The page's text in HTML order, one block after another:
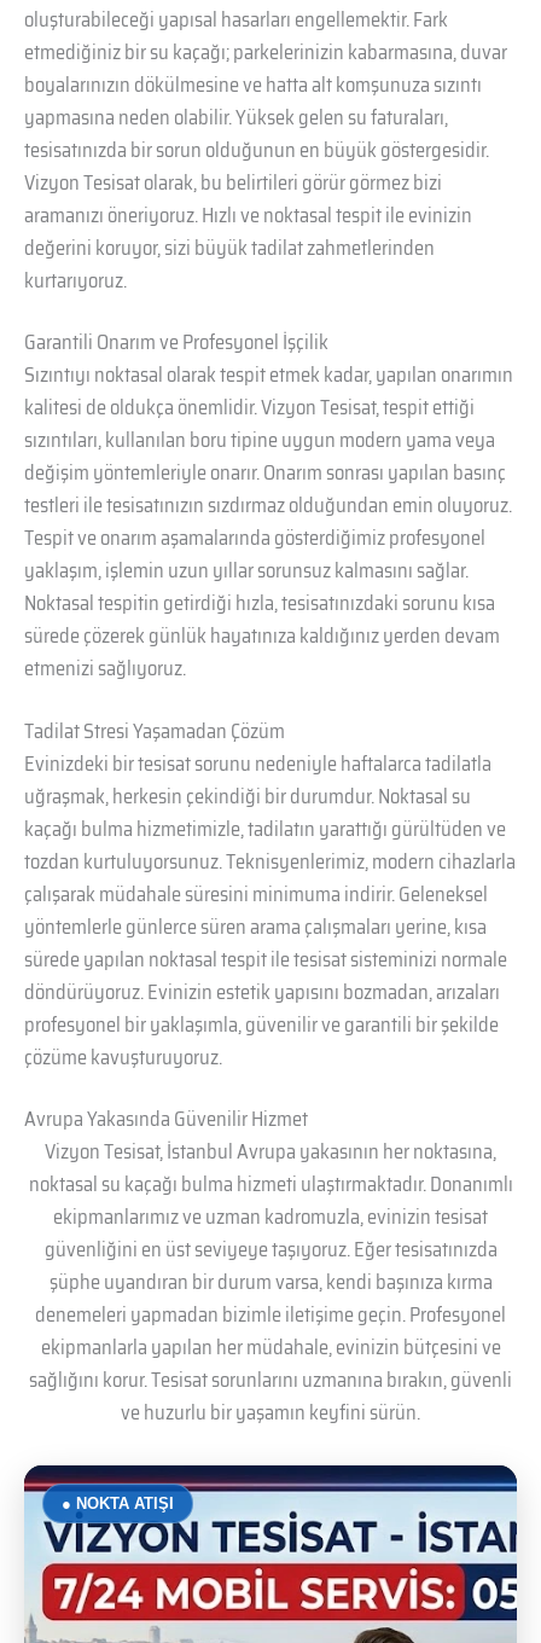
oluşturabileceği yapısal hasarları engellemektir. Fark
etmediğiniz bir su kaçağı; parkelerinizin kabarmasına, duvar
boyalarınızın dökülmesine ve hatta alt komşunuza sızıntı
yapmasına neden olabilir. Yüksek gelen su faturaları,
tesisatınızda bir sorun olduğunun en büyük göstergesidir.
Vizyon Tesisat olarak, bu belirtileri görür görmez bizi
aramanızı öneriyoruz. Hızlı ve noktasal tespit ile evinizin
değerini koruyor, sizi büyük tadilat zahmetlerinden
kurtarıyoruz.
Garantili Onarım ve Profesyonel İşçilik
Sızıntıyı noktasal olarak tespit etmek kadar, yapılan onarımın
kalitesi de oldukça önemlidir. Vizyon Tesisat, tespit ettiği
sızıntıları, kullanılan boru tipine uygun modern yama veya
değişim yöntemleriyle onarır. Onarım sonrası yapılan basınç
testleri ile tesisatınızın sızdırmaz olduğundan emin oluyoruz.
Tespit ve onarım aşamalarında gösterdiğimiz profesyonel
yaklaşım, işlemin uzun yıllar sorunsuz kalmasını sağlar.
Noktasal tespitin getirdiği hızla, tesisatınızdaki sorunu kısa
sürede çözerek günlük hayatınıza kaldığınız yerden devam
etmenizi sağlıyoruz.
Tadilat Stresi Yaşamadan Çözüm
Evinizdeki bir tesisat sorunu nedeniyle haftalarca tadilatla
uğraşmak, herkesin çekindiği bir durumdur. Noktasal su
kaçağı bulma hizmetimizle, tadilatın yarattığı gürültüden ve
tozdan kurtuluyorsunuz. Teknisyenlerimiz, modern cihazlarla
çalışarak müdahale süresini minimuma indirir. Geleneksel
yöntemlerle günlerce süren arama çalışmaları yerine, kısa
sürede yapılan noktasal tespit ile tesisat sisteminizi normale
döndürüyoruz. Evinizin estetik yapısını bozmadan, arızaları
profesyonel bir yaklaşımla, güvenilir ve garantili bir şekilde
çözüme kavuşturuyoruz.
Avrupa Yakasında Güvenilir Hizmet
Vizyon Tesisat, İstanbul Avrupa yakasının her noktasına,
noktasal su kaçağı bulma hizmeti ulaştırmaktadır. Donanımlı
ekipmanlarımız ve uzman kadromuzla, evinizin tesisat
güvenliğini en üst seviyeye taşıyoruz. Eğer tesisatınızda
şüphe uyandıran bir durum varsa, kendi başınıza kırma
denemeleri yapmadan bizimle iletişime geçin. Profesyonel
ekipmanlarla yapılan her müdahale, evinizin bütçesini ve
sağlığını korur. Tesisat sorunlarını uzmanına bırakın, güvenli
ve huzurlu bir yaşamın keyfini sürün.
● NOKTA ATIŞI